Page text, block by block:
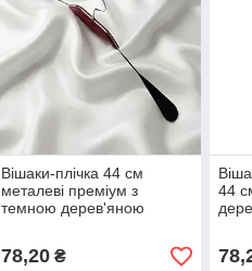
Вішаки-плічка 44 см
металеві преміум з
темною дерев'яною
78,20₴
44